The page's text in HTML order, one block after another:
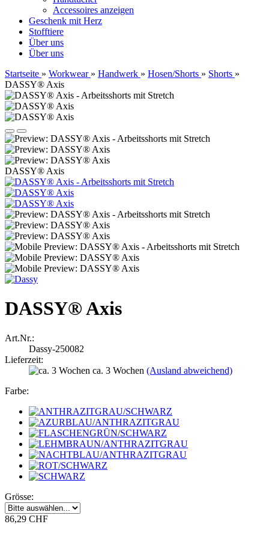
Accessoires anzeigen
Geschenk mit Herz
Stofftiere
Über uns
Über uns
Startseite » Workwear » Handwerk » Hosen/Shorts » Shorts »
DASSY® Axis
DASSY® Axis
DASSY® Axis
Art.Nr.:
Dassy-250082
Lieferzeit:
ca. 3 Wochen (Ausland abweichend)
Farbe:
Grösse:
86,29 CHF